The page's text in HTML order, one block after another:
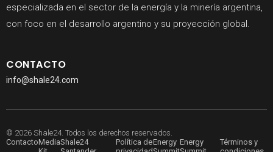
especializada en el sector de la energía y la minería argentina,
con foco en el desarrollo argentino y su proyección global.
CONTACTO
info@shale24.com
© 2026 Shale24. Todos los derechos reservados.
ContactoMediaShale24
Política deEnergy Energy
Términos y